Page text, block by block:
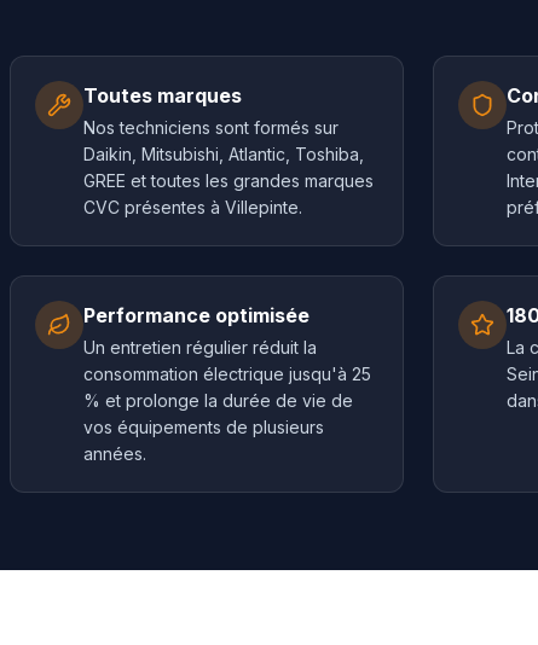
Toutes marques
Nos techniciens sont formés sur
Daikin, Mitsubishi, Atlantic, Toshiba,
GREE et toutes les grandes marques
CVC présentes à Villepinte.
Performance optimisée
Un entretien régulier réduit la
consommation électrique jusqu'à 25
% et prolonge la durée de vie de
vos équipements de plusieurs
années.
La